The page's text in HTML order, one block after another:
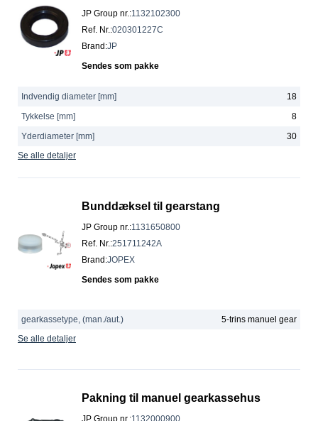
JP Group nr.:1132102300
Ref. Nr.:020301227C
Brand :JP
Sendes som pakke
Indvendig diameter [mm]
18
Tykkelse [mm]
8
Yderdiameter [mm]
30
Se alle detaljer
Bunddæksel til gearstang
JP Group nr.:1131650800
Ref. Nr.:251711242A
Brand :JOPEX
Sendes som pakke
gearkassetype, (man./aut.)
5-trins manuel gear
Se alle detaljer
Pakning til manuel gearkassehus
JP Group nr.:1132000900